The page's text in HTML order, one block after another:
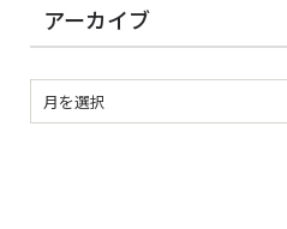
アーカイブ